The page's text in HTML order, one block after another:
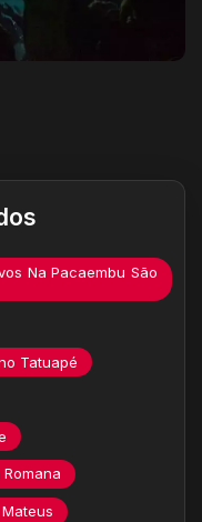
Na Pacaembu São
Tatuapé